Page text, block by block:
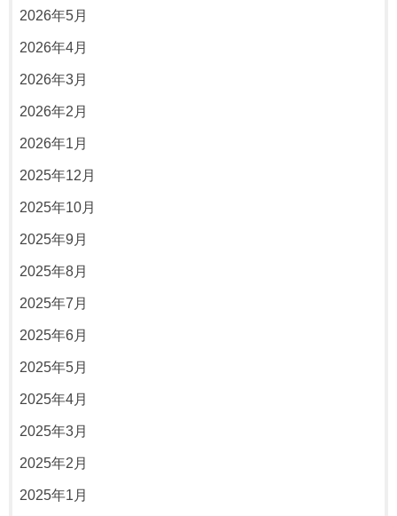
2026年5月
2026年4月
2026年3月
2026年2月
2026年1月
2025年12月
2025年10月
2025年9月
2025年8月
2025年7月
2025年6月
2025年5月
2025年4月
2025年3月
2025年2月
2025年1月